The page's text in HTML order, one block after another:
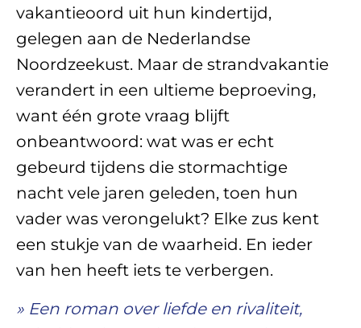
vakantieoord uit hun kindertijd,
gelegen aan de Nederlandse
Noordzeekust. Maar de strandvakantie
verandert in een ultieme beproeving,
want één grote vraag blijft
onbeantwoord: wat was er echt
gebeurd tijdens die stormachtige
nacht vele jaren geleden, toen hun
vader was verongelukt? Elke zus kent
een stukje van de waarheid. En ieder
van hen heeft iets te verbergen.
» Een roman over liefde en rivaliteit,